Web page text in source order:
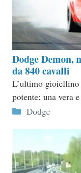
Dodge Demon,
da 840 cavalli
L’ultimo
potente: una vera
Categorie
Dodge